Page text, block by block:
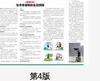
第4版